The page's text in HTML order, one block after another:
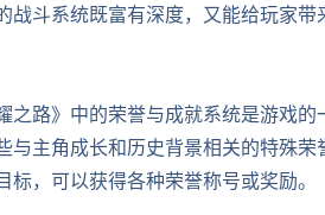
斗系统既富有深度，又能给玩家带
之路》中的荣誉与成就系统是游戏
与主角成长和历史背景相关的特殊
，可以获得各种荣誉称号或奖励。